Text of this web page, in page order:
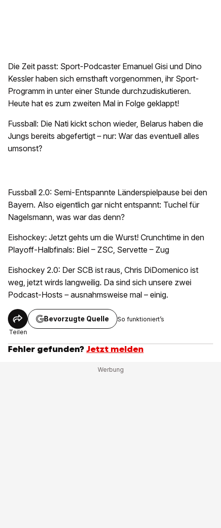
Die Zeit passt: Sport-Podcaster Emanuel Gisi und Dino
Kessler haben sich ernsthaft vorgenommen, ihr Sport-
Programm in unter einer Stunde durchzudiskutieren.
Heute hat es zum zweiten Mal in Folge geklappt!
Fussball: Die Nati kickt schon wieder, Belarus haben die
Jungs bereits abgefertigt – nur: War das eventuell alles
umsonst?
Fussball 2.0: Semi-Entspannte Länderspielpause bei den
Bayern. Also eigentlich gar nicht entspannt: Tuchel für
Nagelsmann, was war das denn?
Eishockey: Jetzt gehts um die Wurst! Crunchtime in den
Playoff-Halbfinals: Biel – ZSC, Servette – Zug
Eishockey 2.0: Der SCB ist raus, Chris DiDomenico ist
weg, jetzt wirds langweilig. Da sind sich unsere zwei
Podcast-Hosts – ausnahmsweise mal – einig.
Teilen
Bevorzugte Quelle So funktioniert’s
Fehler gefunden? Jetzt melden